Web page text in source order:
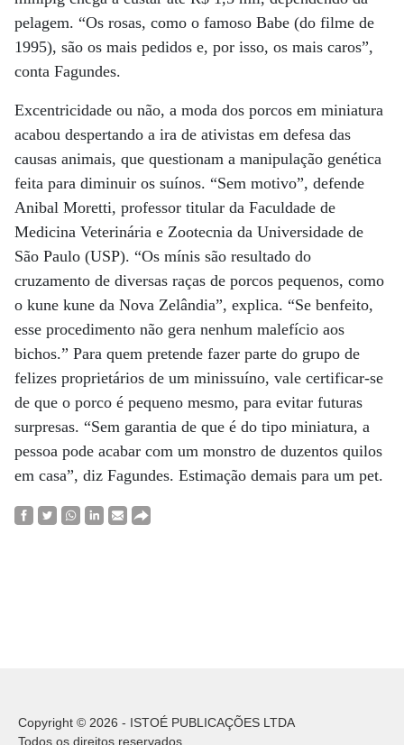
pelagem. “Os rosas, como o famoso Babe (do filme de
1995), são os mais pedidos e, por isso, os mais caros”,
conta Fagundes.
Excentricidade ou não, a moda dos porcos em miniatura
acabou despertando a ira de ativistas em defesa das
causas animais, que questionam a manipulação genética
feita para diminuir os suínos. “Sem motivo”, defende
Anibal Moretti, professor titular da Faculdade de
Medicina Veterinária e Zootecnia da Universidade de
São Paulo (USP). “Os mínis são resultado do
cruzamento de diversas raças de porcos pequenos, como
o kune kune da Nova Zelândia”, explica. “Se benfeito,
esse procedimento não gera nenhum malefício aos
bichos.” Para quem pretende fazer parte do grupo de
felizes proprietários de um minissuíno, vale certificar-se
de que o porco é pequeno mesmo, para evitar futuras
surpresas. “Sem garantia de que é do tipo miniatura, a
pessoa pode acabar com um monstro de duzentos quilos
em casa”, diz Fagundes. Estimação demais para um pet.
Copyright © 2026 - ISTOÉ PUBLICAÇÕES LTDA
Todos os direitos reservados.